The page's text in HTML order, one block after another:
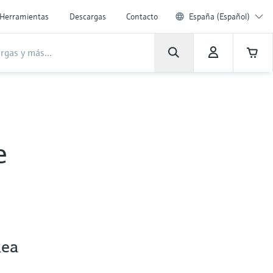
Herramientas Descargas Contacto España (Español)